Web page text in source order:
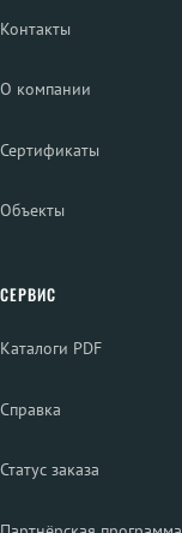
Контакты
О компании
Сертификаты
Объекты
СЕРВИС
Каталоги PDF
Справка
Статус заказа